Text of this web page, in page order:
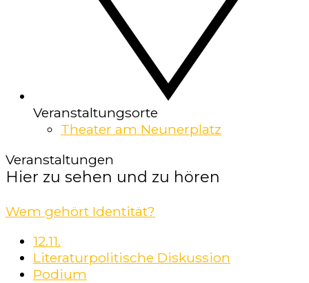
Veranstaltungsorte
Theater am Neunerplatz
Veranstaltungen
Hier zu sehen und zu hören
Wem gehört Identität?
12.11.
Literaturpolitische Diskussion
Podium